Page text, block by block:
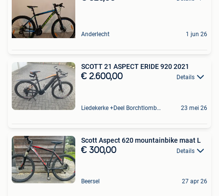
Anderlecht 1 jun 26
SCOTT 21 ASPECT ERIDE 920 2021
€ 2.600,00 Details
Liedekerke +Deel Borchtlombeek 23 mei 26
Scott Aspect 620 mountainbike maat L
€ 300,00 Details
Beersel 27 apr 26